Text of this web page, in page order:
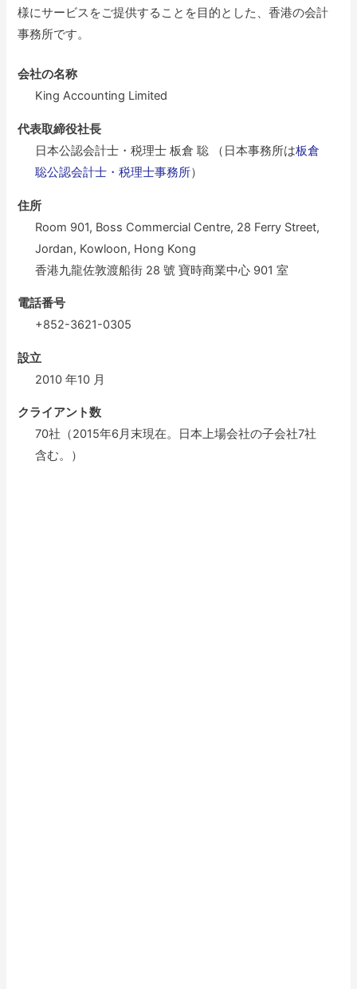
様にサービスをご提供することを目的とした、香港の会計
事務所です。
会社の名称
King Accounting Limited
代表取締役社長
日本公認会計士・税理士 板倉 聡 （日本事務所は板倉
聡公認会計士・税理士事務所）
住所
Room 901, Boss Commercial Centre, 28 Ferry Street,
Jordan, Kowloon, Hong Kong
香港九龍佐敦渡船街 28 號 寶時商業中心 901 室
電話番号
+852-3621-0305
設立
2010 年10 月
クライアント数
70社（2015年6月末現在。日本上場会社の子会社7社
含む。）